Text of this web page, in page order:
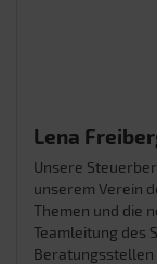
Lena
Unsere
unserem Verein
Themen und die
Teamleitung des
Beratungsstellen